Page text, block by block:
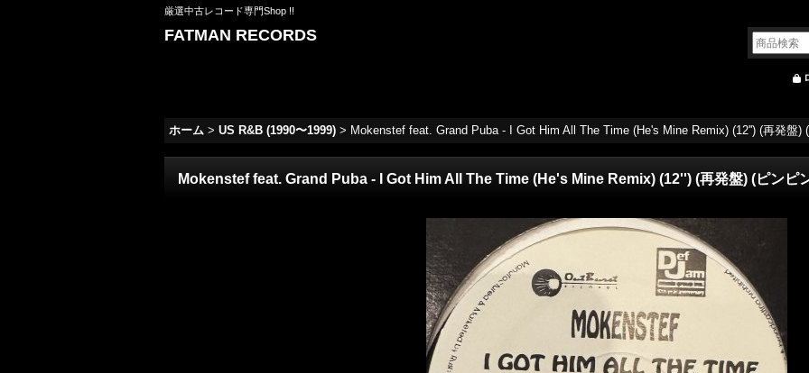
厳選中古レコード専門Shop !!
FATMAN RECORDS
ホーム > US R&B (1990〜1999) > Mokenstef feat. Grand Puba - I Got Him All The Time (He's Mine Remix) (12'') (再発盤)
Mokenstef feat. Grand Puba - I Got Him All The Time (He's Mine Remix) (12'') (再発盤) (ピンピ